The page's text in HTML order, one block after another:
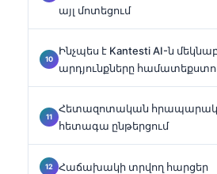
այլ մոտեցում
Ինչպես է Kantesti AI-ն
արդյունքները
Հետազոտական
հետագա ընթերցում
Հաճախակի տրվող հարցեր